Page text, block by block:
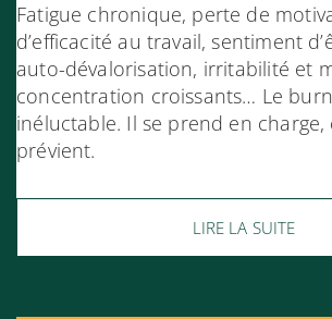
Fatigue chronique, perte de
d’efficacité au travail, sentiment
auto-dévalorisation, irritabilité et
concentration croissants… Le
inéluctable. Il se prend en charge,
prévient.
LIRE LA SUITE